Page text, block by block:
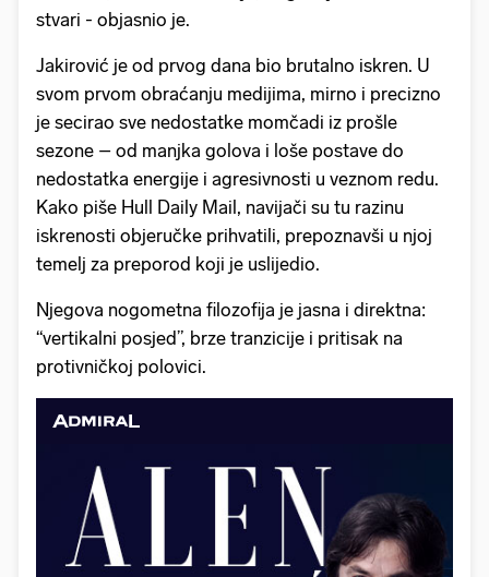
stvari - objasnio je.
Jakirović je od prvog dana bio brutalno iskren. U
svom prvom obraćanju medijima, mirno i precizno
je secirao sve nedostatke momčadi iz prošle
sezone – od manjka golova i loše postave do
nedostatka energije i agresivnosti u veznom redu.
Kako piše Hull Daily Mail, navijači su tu razinu
iskrenosti objeručke prihvatili, prepoznavši u njoj
temelj za preporod koji je uslijedio.
Njegova nogometna filozofija je jasna i direktna:
“vertikalni posjed”, brze tranzicije i pritisak na
protivničkoj polovici.